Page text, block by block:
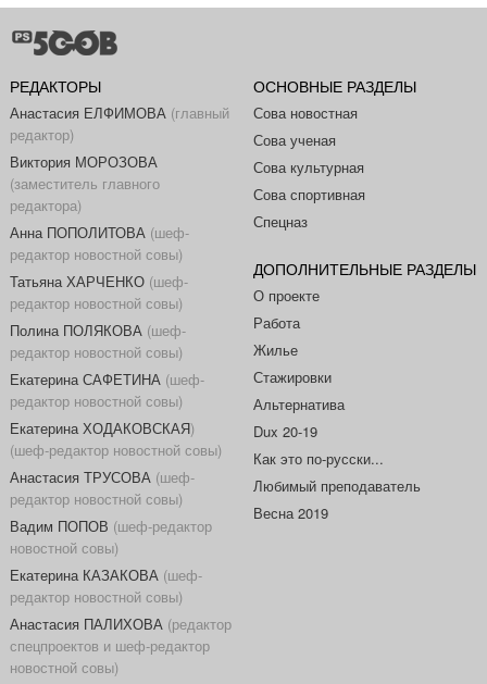
РЕДАКТОРЫ
Анастасия ЕЛФИМОВА(главный
редактор)
Виктория МОРОЗОВА
(заместитель главного
редактора)
Анна ПОПОЛИТОВА(шеф-
редактор новостной совы)
Татьяна ХАРЧЕНКО(шеф-
редактор новостной совы)
Полина ПОЛЯКОВА(шеф-
редактор новостной совы)
Екатерина САФЕТИНА(шеф-
редактор новостной совы)
Екатерина ХОДАКОВСКАЯ)
(шеф-редактор новостной совы)
Анастасия ТРУСОВА(шеф-
редактор новостной совы)
Вадим ПОПОВ (шеф-редактор
новостной совы)
Екатерина КАЗАКОВА(шеф-
редактор новостной совы)
Анастасия ПАЛИХОВА(редактор
спецпроектов и шеф-редактор
новостной совы)
ОСНОВНЫЕ РАЗДЕЛЫ
Сова новостная
Сова ученая
Сова культурная
Сова спортивная
Спецназ
ДОПОЛНИТЕЛЬНЫЕ РАЗДЕЛЫ
О проекте
Работа
Жилье
Стажировки
Альтернатива
Dux 20-19
Как это по-русски...
Любимый преподаватель
Весна 2019